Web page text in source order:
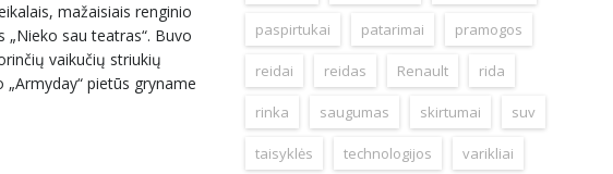
mažaisiais renginio
sau teatras“. Buvo
vaikučių striukių
pietūs gryname
paspirtukai patarimai pramogos
reidai reidas Renault rida
rinka saugumas skirtumai suv
taisyklės technologijos varikliai